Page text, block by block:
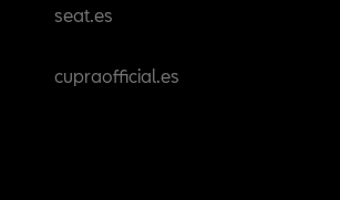
seat.es
cupraofficial.es